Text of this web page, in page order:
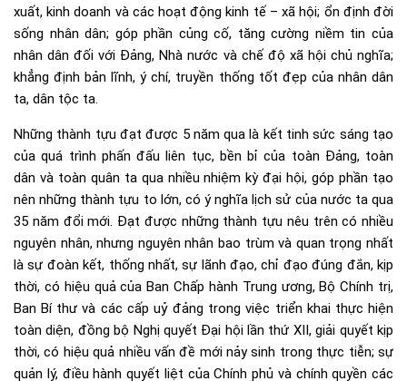
xuất, kinh doanh và các hoạt động kinh tế – xã hội; ổn định đời
sống nhân dân; góp phần củng cố, tăng cường niềm tin của
nhân dân đối với Đảng, Nhà nước và chế độ xã hội chủ nghĩa;
khẳng định bản lĩnh, ý chí, truyền thống tốt đẹp của nhân dân
ta, dân tộc ta.
Những thành tựu đạt được 5 năm qua là kết tinh sức sáng tạo
của quá trình phấn đấu liên tục, bền bỉ của toàn Đảng, toàn
dân và toàn quân ta qua nhiều nhiệm kỳ đại hội, góp phần tạo
nên những thành tựu to lớn, có ý nghĩa lịch sử của nước ta qua
35 năm đổi mới. Đạt được những thành tựu nêu trên có nhiều
nguyên nhân, nhưng nguyên nhân bao trùm và quan trọng nhất
là sự đoàn kết, thống nhất, sự lãnh đạo, chỉ đạo đúng đắn, kịp
thời, có hiệu quả của Ban Chấp hành Trung ương, Bộ Chính trị,
Ban Bí thư và các cấp uỷ đảng trong việc triển khai thực hiện
toàn diện, đồng bộ Nghị quyết Đại hội lần thứ XII, giải quyết kịp
thời, có hiệu quả nhiều vấn đề mới nảy sinh trong thực tiễn; sự
quản lý, điều hành quyết liệt của Chính phủ và chính quyền các